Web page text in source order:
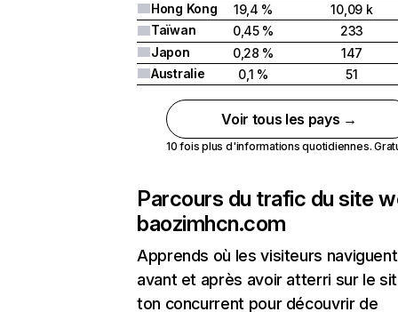
Hong Kong
19,4 %
10,09 k
Taïwan
0,45 %
233
Japon
0,28 %
147
Australie
0,1 % 51
Voir tous les pays →
10 fois plus d'informations quotidiennes.
Parcours du trafic du site
baozimhcn.com
Apprends où les visiteurs naviguent
avant et après avoir atterri sur le
ton concurrent pour découvrir de